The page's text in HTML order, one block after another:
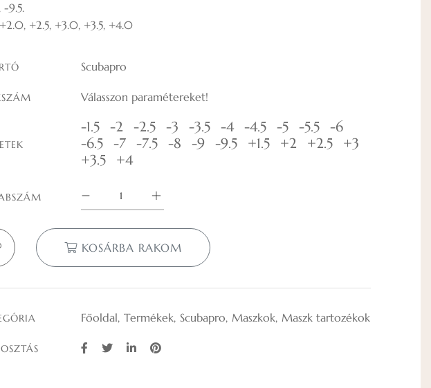
9.5.
+2.0, +2.5, +3.0, +3.5, +4.0
Scubapro
Válasszon paramétereket!
-1.5 -2 -2.5 -3 -3.5 -4 -4.5 -5 -5.5 -6
-6.5 -7 -7.5 -8 -9 -9.5 +1.5 +2 +2.5
+3
+3.5
+4
KOSÁRBA RAKOM
Főoldal Termékek Scubapro Maszkok Maszk tartozékok